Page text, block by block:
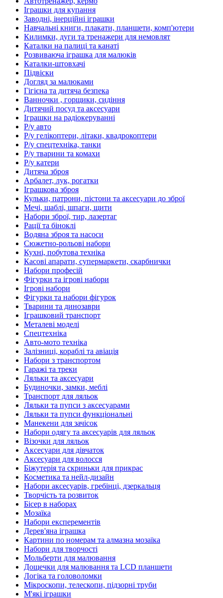
Іграшки для купання
Заводні, інерційні іграшки
Навчальні книги, плакати, планшети, комп'ютери
Килимки, дуги та тренажери для немовлят
Каталки на палиці та канаті
Розвиваюча іграшка для малюків
Каталки-штовхачі
Підвіски
Догляд за малюками
Гігієна та дитяча безпека
Ванночки , горщики, сидіння
Дитячий посуд та аксесуари
Іграшки на радіокеруванні
Р/у авто
Р/у гелікоптери, літаки, квадрокоптери
Р/у спецтехніка, танки
Р/у тварини та комахи
Р/у катери
Дитяча зброя
Арбалет, лук, рогатки
Іграшкова зброя
Кульки, патрони, пістони та аксесуари до зброї
Мечі, шаблі, шпаги, щити
Набори зброї, тир, лазертаг
Рації та біноклі
Водяна зброя та насоси
Сюжетно-рольові набори
Кухні, побутова техніка
Касові апарати, супермаркети, скарбнички
Набори професій
Фігурки та ігрові набори
Ігрові набори
Фігурки та набори фігурок
Тварини та динозаври
Іграшковий транспорт
Металеві моделі
Спецтехніка
Авто-мото техніка
Залізниці, кораблі та авіація
Набори з транспортом
Гаражі та треки
Ляльки та аксесуари
Будиночки, замки, меблі
Транспорт для ляльок
Ляльки та пупси з аксесуарами
Ляльки та пупси функціональні
Манекени для зачісок
Набори одягу та аксесуарів для ляльок
Візочки для ляльок
Аксесуари для дівчаток
Аксесуари для волосся
Біжутерія та скриньки для прикрас
Косметика та нейл-дизайн
Набори аксесуарів, гребінці, дзеркальця
Творчість та розвиток
Бісер в наборах
Мозаїка
Набори експерементів
Дерев'яна іграшка
Картини по номерам та алмазна мозаїка
Набори для творчості
Мольберти для малювання
Дощечки для малювання та LCD планшети
Логіка та головоломки
Мікроскопи, телескопи, підзорні труби
М'які іграшки